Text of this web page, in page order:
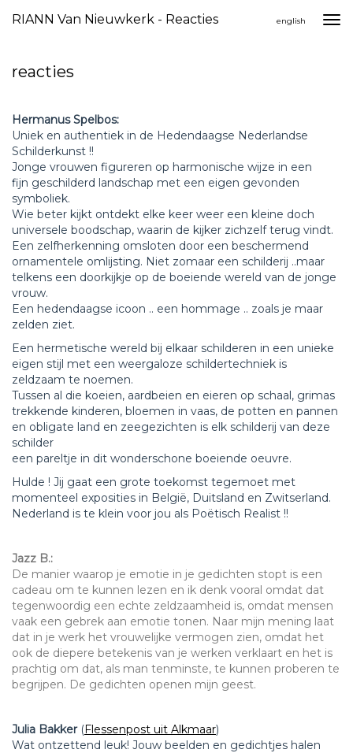
RIANN Van Nieuwkerk - Reacties english
reacties
Hermanus Spelbos:
Uniek en authentiek in de Hedendaagse Nederlandse
Schilderkunst !!
Jonge vrouwen figureren op harmonische wijze in een
fijn geschilderd landschap met een eigen gevonden
symboliek.
Wie beter kijkt ontdekt elke keer weer een kleine doch
universele boodschap, waarin de kijker zichzelf terug vindt.
Een zelfherkenning omsloten door een beschermend
ornamentele omlijsting. Niet zomaar een schilderij ..maar
telkens een doorkijkje op de boeiende wereld van de jonge
vrouw.
Een hedendaagse icoon .. een hommage .. zoals je maar
zelden ziet.
Een hermetische wereld bij elkaar schilderen in een unieke
eigen stijl met een weergaloze schildertechniek is
zeldzaam te noemen.
Tussen al die koeien, aardbeien en eieren op schaal, grimas
trekkende kinderen, bloemen in vaas, de potten en pannen
en obligate land en zeegezichten is elk schilderij van deze
schilder
een pareltje in dit wonderschone boeiende oeuvre.
Hulde ! Jij gaat een grote toekomst tegemoet met
momenteel exposities in België, Duitsland en Zwitserland.
Nederland is te klein voor jou als Poëtisch Realist !!
Jazz B.:
De manier waarop je emotie in je gedichten stopt is een
cadeau om te kunnen lezen en ik denk vooral omdat dat
tegenwoordig een echte zeldzaamheid is, omdat mensen
vaak een gebrek aan emotie tonen. Naar mijn mening laat
dat in je werk het vrouwelijke vermogen zien, omdat het
ook de diepere betekenis van je werken verklaart en het is
prachtig om dat, als man tenminste, te kunnen proberen te
begrijpen. De gedichten openen mijn geest.
Julia Bakker(Flessenpost uit Alkmaar)
Wat ontzettend leuk! Jouw beelden en gedichtjes halen